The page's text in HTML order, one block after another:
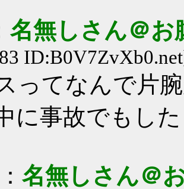
名無しさん＠
ってなんで片
に事故でもし
名無しさん＠